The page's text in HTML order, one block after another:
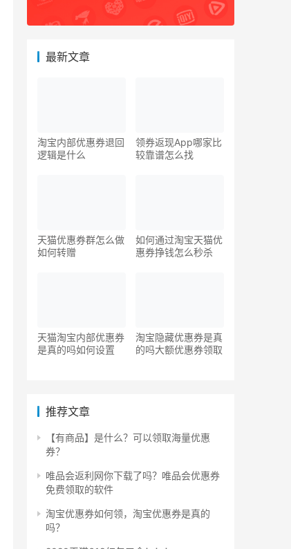
最新文章
淘宝内部优惠券退回
逻辑是什么
领券返现App哪家比
较靠谱怎么找
天猫优惠券群怎么做
如何转赠
如何通过淘宝天猫优
惠券挣钱怎么秒杀
天猫淘宝内部优惠券
是真的吗如何设置
淘宝隐藏优惠券是真
的吗大额优惠券领取
推荐文章
【有商品】是什么？可以领取海量优惠
券？
唯品会返利网你下载了吗？唯品会优惠券
免费领取的软件
淘宝优惠券如何领，淘宝优惠券是真的
吗？